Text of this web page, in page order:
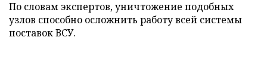
По словам экспертов, уничтожение подобных
узлов способно осложнить работу всей системы
поставок ВСУ.